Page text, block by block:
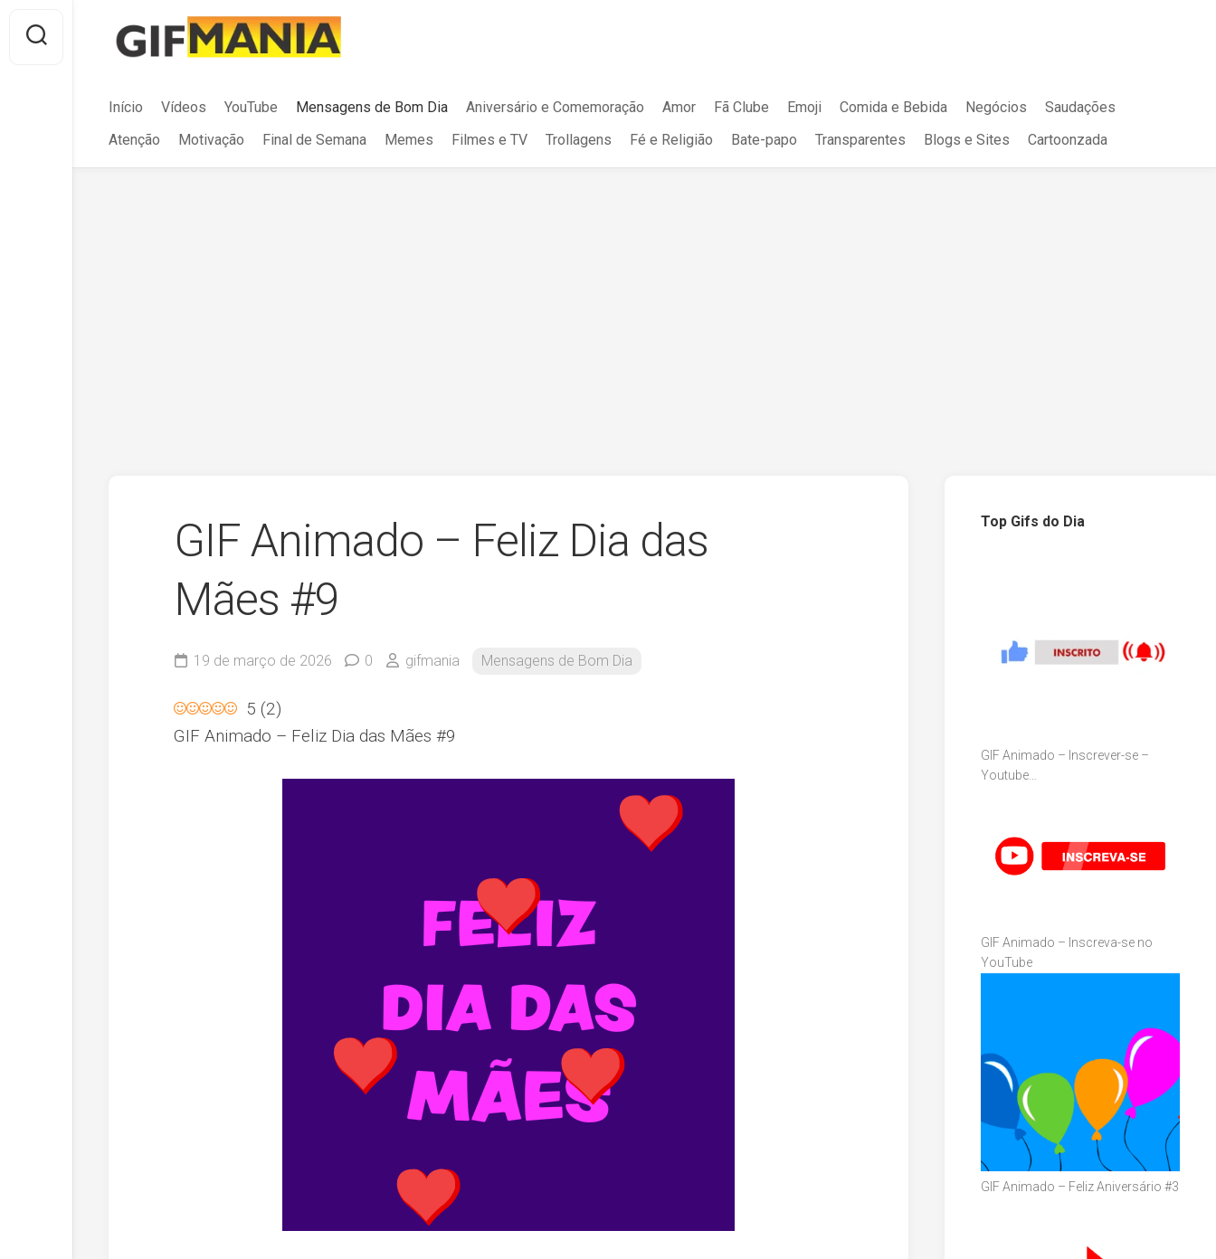
content
Início Vídeos YouTube Mensagens de Bom Dia Aniversário e Comemoração Amor Fã Clube Emoji Comida e Bebida Negócios
Saudações
Atenção
Motivação Final de Semana Memes Filmes e TV Trollagens Fé e Religião Bate-papo Transparentes Blogs e Sites Cartoonzada
GIF Animado – Feliz Dia das
Mães #9
19 de março de 2026 0 gifmania Mensagens de Bom Dia
5 (2)
GIF Animado – Feliz Dia das Mães #9
Top Gifs do Dia
GIF Animado – Inscrever-se –
Youtube…
GIF Animado – Inscreva-se no
YouTube
GIF Animado – Feliz Aniversário #3